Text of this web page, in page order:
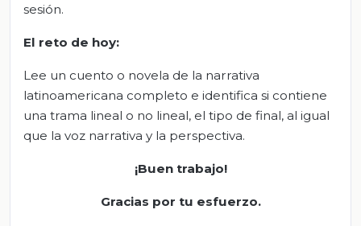
sesión.
El reto de hoy:
Lee un cuento o novela de la narrativa
latinoamericana completo e identifica si contiene
una trama lineal o no lineal, el tipo de final, al igual
que la voz narrativa y la perspectiva.
¡Buen trabajo!
Gracias por tu esfuerzo.